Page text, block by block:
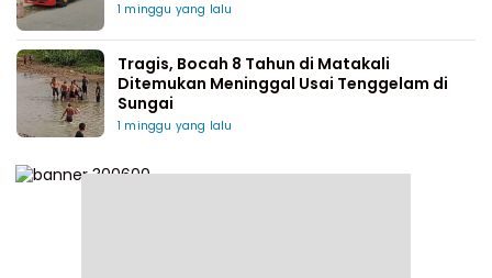
1 minggu yang lalu
Tragis, Bocah 8 Tahun di Matakali
Ditemukan Meninggal Usai Tenggelam di
Sungai
1 minggu yang lalu